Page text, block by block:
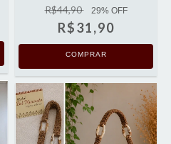
R$44,90 29% OFF
R$31,90
COMPRAR